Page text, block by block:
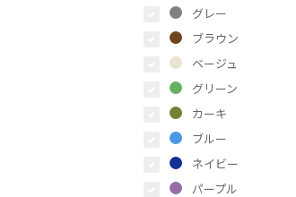
グレー
ブラウン
ベージュ
グリーン
カーキ
ブルー
ネイビー
パープル